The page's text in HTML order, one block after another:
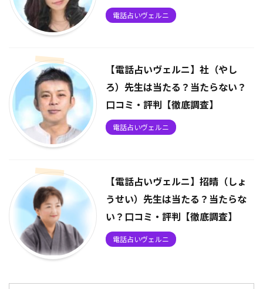
電話占いヴェルニ
【電話占いヴェルニ】社（やし
ろ）先生は当たる？当たらない？
口コミ・評判【徹底調査】
電話占いヴェルニ
【電話占いヴェルニ】招晴（しょ
うせい）先生は当たる？当たらな
い？口コミ・評判【徹底調査】
電話占いヴェルニ